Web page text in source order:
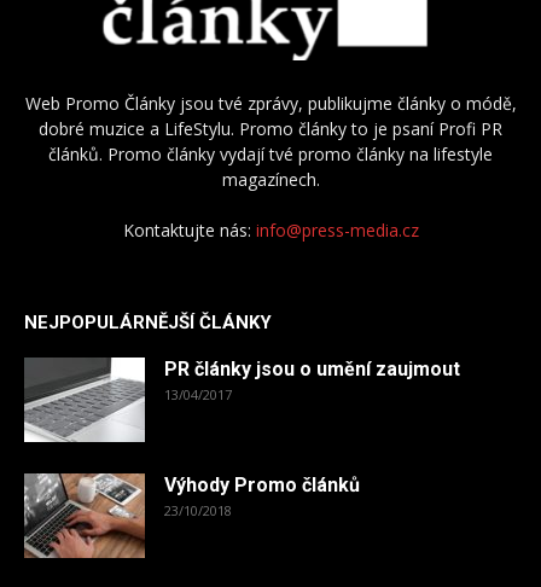
Web Promo Články jsou tvé zprávy, publikujme články o módě,
dobré muzice a LifeStylu. Promo články to je psaní Profi PR
článků. Promo články vydají tvé promo články na lifestyle
magazínech.
Kontaktujte nás: info@press-media.cz
NEJPOPULÁRNĚJŠÍ ČLÁNKY
PR články jsou o umění zaujmout
13/04/2017
Výhody Promo článků
23/10/2018